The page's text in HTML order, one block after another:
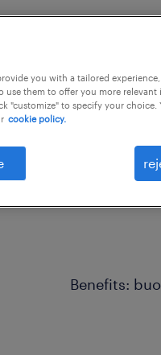
Randstad
azienda
Benefits:
you with a tailored
use them to offer you more
"customize" to specify your
cookie policy.